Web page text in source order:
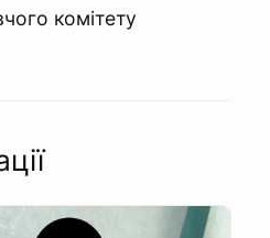
комітету